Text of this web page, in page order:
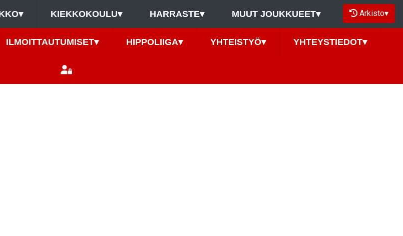
▾ KIEKKOKOULU▾ HARRASTE▾ MUUT JOUKKUEET▾ Arkisto▾
ILMOITTAUTUMISET▾ HIPPOLIIGA▾ YHTEISTYÖ▾ YHTEYSTIEDOT▾